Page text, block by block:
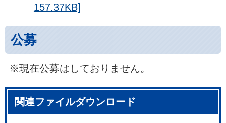
157.37KB]
公募
※現在公募はしておりません。
関連ファイルダウンロード